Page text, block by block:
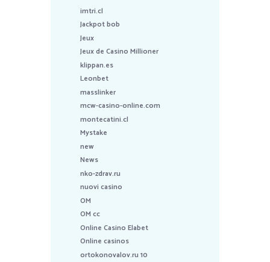
imtri.cl
Jackpot bob
Jeux
Jeux de Casino Millioner
klippan.es
Leonbet
masslinker
mcw-casino-online.com
montecatini.cl
Mystake
new
News
nko-zdrav.ru
nuovi casino
OM
OM cc
Online Casino Elabet
Online casinos
ortokonovalov.ru 10